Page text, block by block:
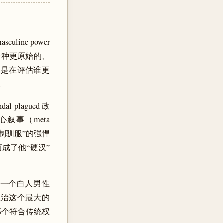
power
更原始的、
在评估谁更
plagued 政
叙事（meta
驯服”的强悍
了他“硬汉”
个白人男性
这个最大的
符合传统权